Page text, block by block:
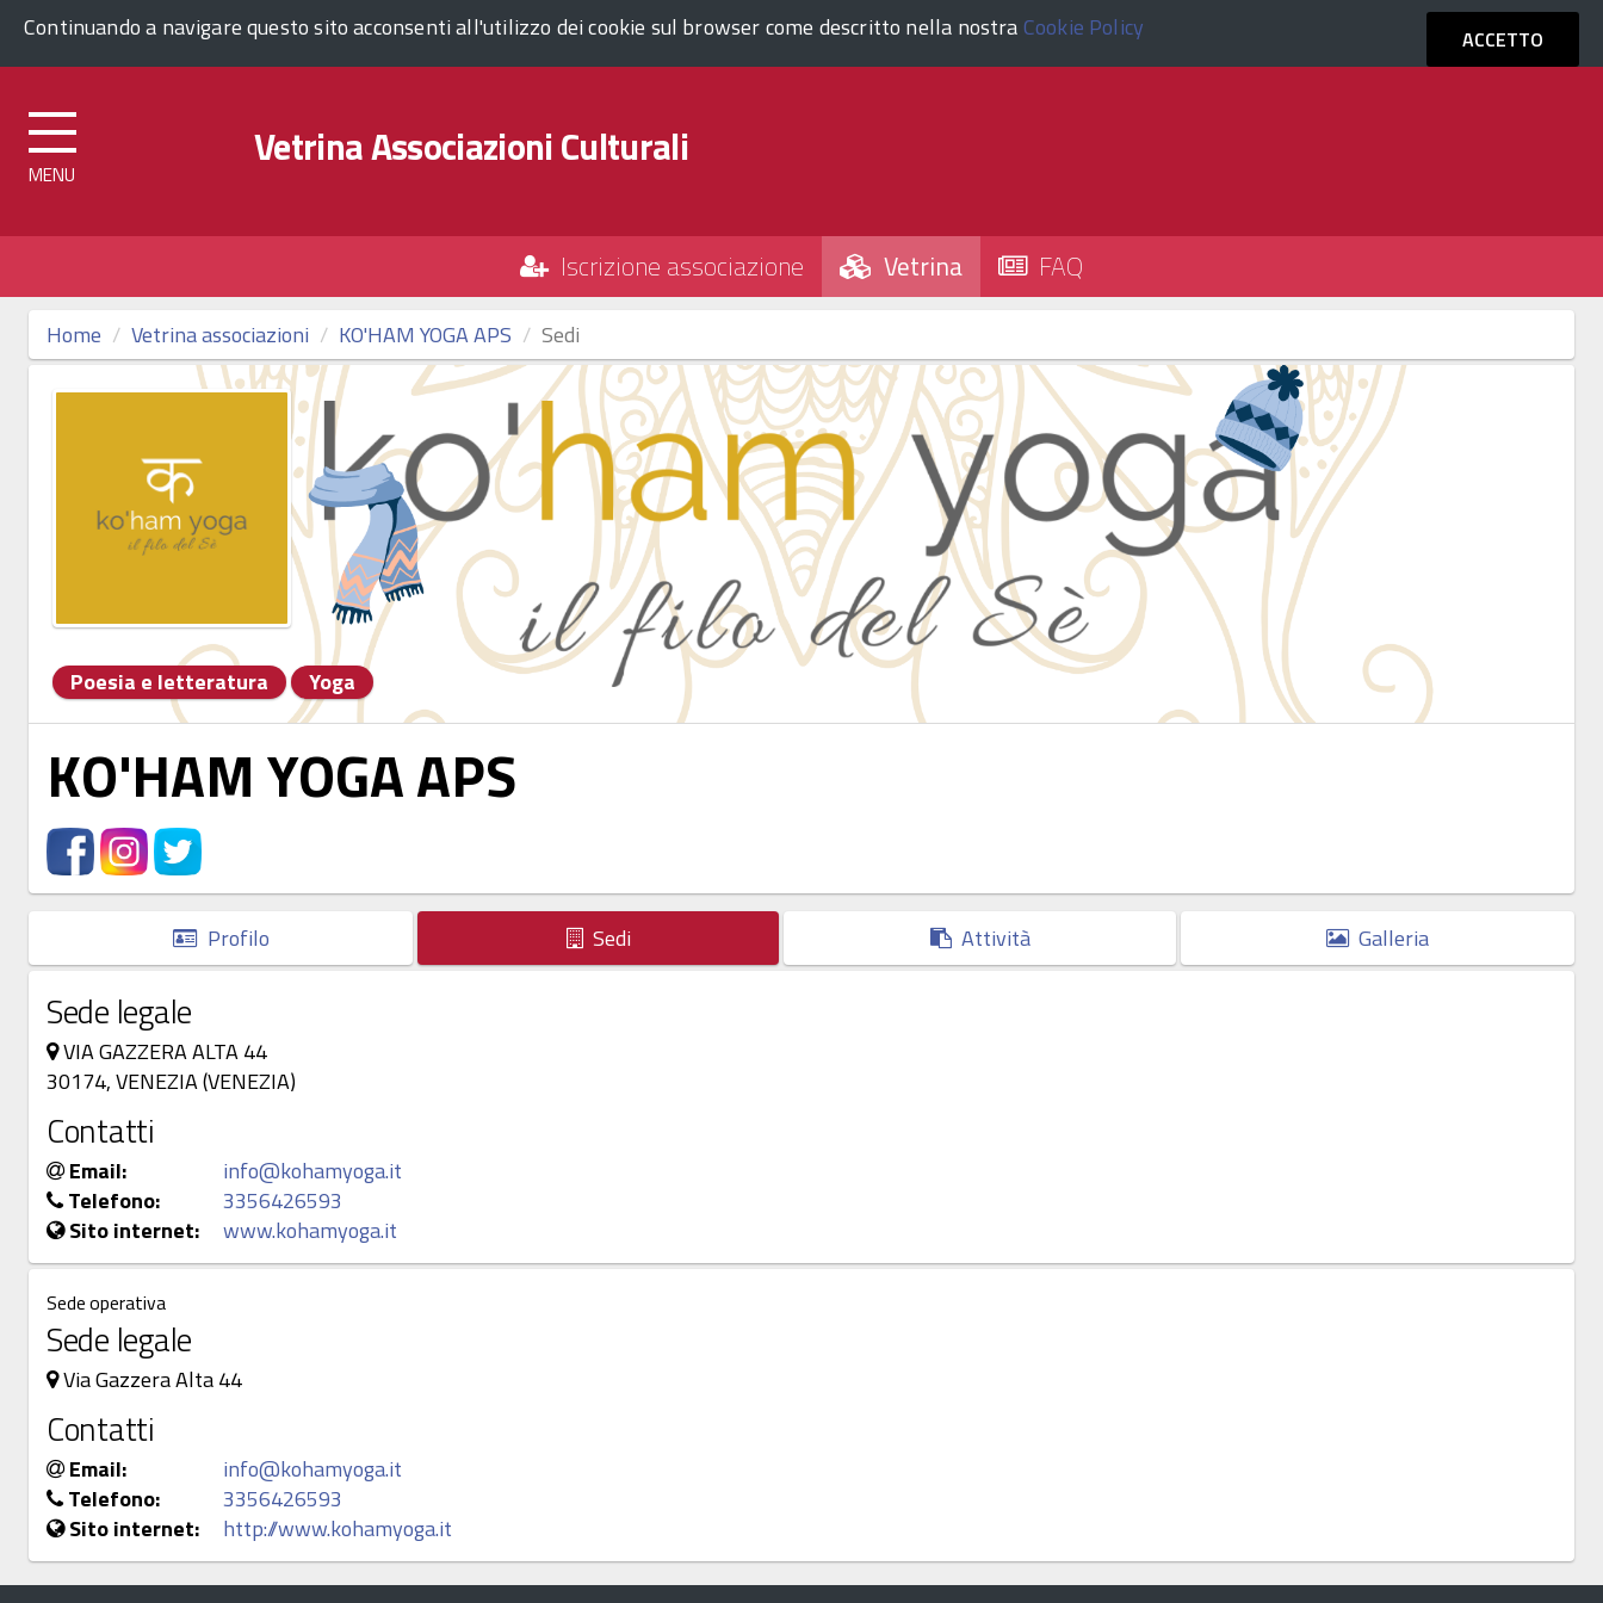
Continuando a navigare questo sito acconsenti all'utilizzo dei cookie sul browser come descritto nella nostraCookie Policy ACCETTO
Comune di Venezia ACCEDI
Vetrina Associazioni Culturali
menu
Iscrizione associazione Vetrina FAQ
Home Vetrina associazioni KO'HAM YOGA APS Sedi
Poesia e letteratura Yoga
KO'HAM YOGA APS
Profilo Sedi Attività Galleria
Sede legale
VIA GAZZERA ALTA 44
30174, VENEZIA (VENEZIA)
Contatti
Email:
info@kohamyoga.it
Telefono:
3356426593
Sito internet:
www.kohamyoga.it
Sede operativa
Sede legale
Via Gazzera Alta 44
Contatti
Email:
info@kohamyoga.it
Telefono:
3356426593
Sito internet:
http://www.kohamyoga.it